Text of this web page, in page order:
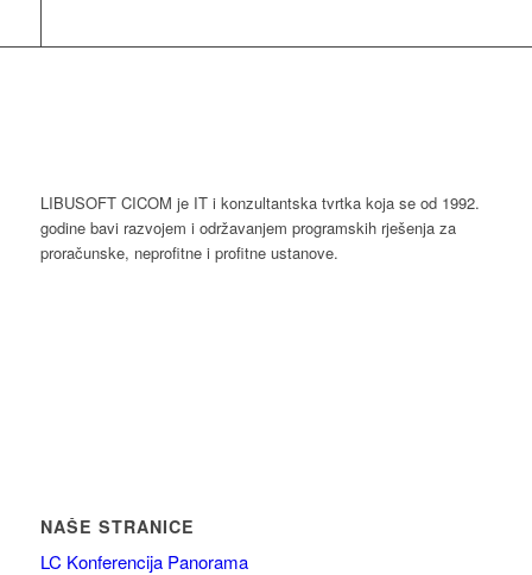
LIBUSOFT CICOM je IT i konzultantska tvrtka koja se od 1992.
godine bavi razvojem i održavanjem programskih rješenja za
proračunske, neprofitne i profitne ustanove.
NAŠE STRANICE
LC Konferencija Panorama